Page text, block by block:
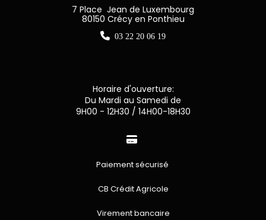
7 Place Jean de Luxembourg
80150 Crécy en Ponthieu
 03 22 20 06 19
Horaire d'ouverture:
Du Mardi au Samedi de
9H00 - 12H30 / 14H00-18H30

Paiement sécurisé
CB Crédit Agricole
Virement bancaire